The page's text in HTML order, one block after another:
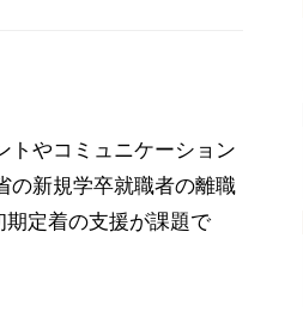
トやコミュニケーション
の新規学卒就職者の離職
定着の支援が課題で